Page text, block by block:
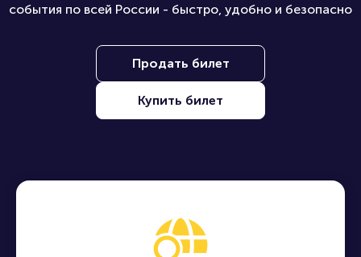
события по всей России - быстро, удобно и безопасно
Продать билет
Купить билет